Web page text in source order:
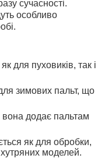
сучасності.
особливо
для пуховиків, так і
зимових пальт, що
вона додає пальтам
як для обробки,
моделей.